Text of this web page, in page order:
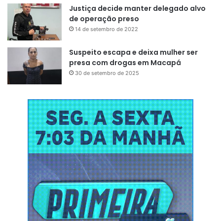
estrangeiro na exploração desses minerais.
“A lei precisa deixar claro até
onde o capital estrangeiro pode
Justiça decide manter delegado alvo
de operação preso
14 de setembro de 2022
Suspeito escapa e deixa mulher ser
presa com drogas em Macapá
30 de setembro de 2025